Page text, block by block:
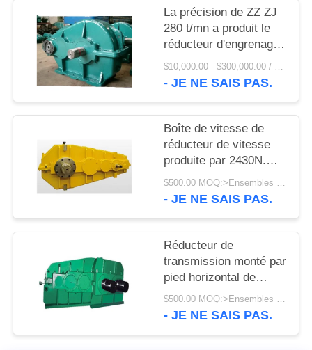
PLAN
SITE
PRIVACY
POLICY
La précision de ZZ ZJ
280 t/mn a produit le
réducteur d'engrenage
planétaire de la boîte
de vitesse de réducteur
$10,000.00 - $300,000.00 / Set MOQ:1 ensemble/ensembles
- JE NE SAIS PAS.
Boîte de vitesse de
réducteur de vitesse
produite par 2430N.M
de broyeur de rouleau
de couple
$500.00 MOQ:>Ensembles =1
- JE NE SAIS PAS.
Réducteur de
transmission monté par
pied horizontal de
broyeur à boulets de la
grandeur 1500 t/mn
$500.00 MOQ:>Ensembles =1
- JE NE SAIS PAS.